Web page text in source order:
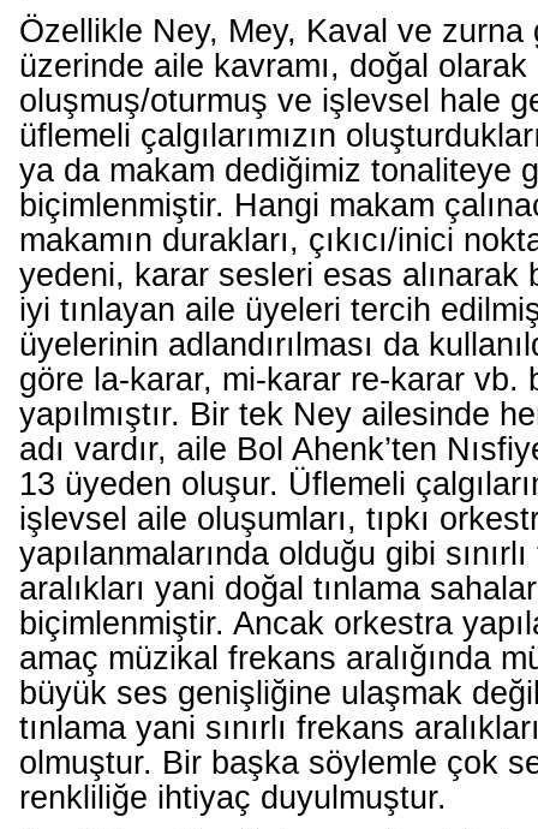
Özellikle Ney, Mey, Kaval ve zurna
üzerinde aile kavramı, doğal olarak
oluşmuş/oturmuş ve işlevsel hale
üflemeli çalgılarımızın
ya da makam dediğimiz tonaliteye
biçimlenmiştir. Hangi makam
makamın durakları, çıkıcı/inici
yedeni, karar sesleri esas alınarak
iyi tınlayan aile üyeleri tercih
üyelerinin adlandırılması da
göre la-karar, mi-karar re-karar vb.
yapılmıştır. Bir tek Ney ailesinde
adı vardır, aile Bol Ahenk’ten
13 üyeden oluşur. Üflemeli
işlevsel aile oluşumları, tıpkı
yapılanmalarında olduğu gibi
aralıkları yani doğal tınlama
biçimlenmiştir. Ancak orkestra
amaç müzikal frekans aralığında
büyük ses genişliğine ulaşmak
tınlama yani sınırlı frekans
olmuştur. Bir başka söylemle çok
renkliliğe ihtiyaç duyulmuştur.